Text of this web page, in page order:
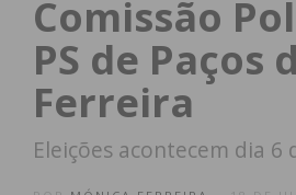
Comissão
PS de Paços
Ferreira
Eleições acontecem dia 6